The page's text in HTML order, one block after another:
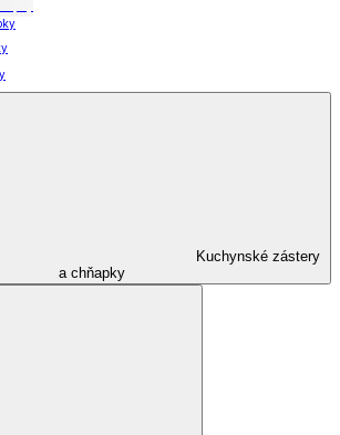
Kuchynské zástery
a chňapky